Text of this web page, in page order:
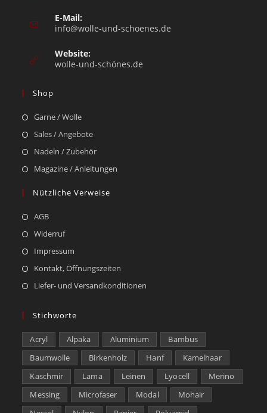
E-Mail:
info@wolle-und-schoenes.de
Website:
wolle-und-schönes.de
Shop
Garne / Wolle
Sales / Angebote
Nadeln / Zubehör
Magazine / Anleitungen
Nützliche Verweise
AGB
Widerruf
Impressum
Kontakt, Öffnungszeiten
Liefer- und Versandkonditionen
Stichworte
Acryl Alpaka Aluminium
Bambus
Baumwolle
Birkenholz Hanf
Kamelhaar
Kaschmir
Lama Leinen Lyocell
Merino
Messing
Microfaser Modal
Mohair